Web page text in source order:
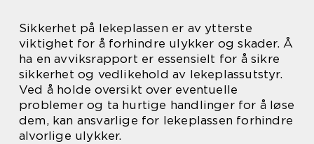
Sikkerhet på lekeplassen er av ytterste
viktighet for å forhindre ulykker og skader. Å
ha en avviksrapport er essensielt for å sikre
sikkerhet og vedlikehold av lekeplassutstyr.
Ved å holde oversikt over eventuelle
problemer og ta hurtige handlinger for å løse
dem, kan ansvarlige for lekeplassen forhindre
alvorlige ulykker.